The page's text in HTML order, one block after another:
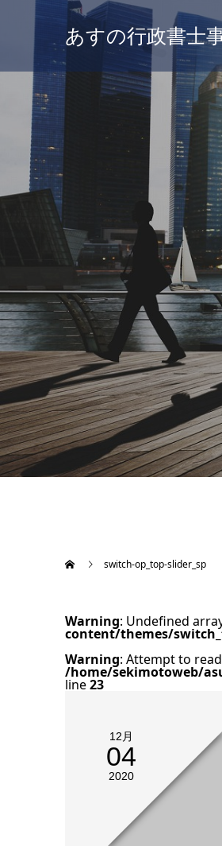
あすの行政書士
switch-op_top-slider_sp
Warning: Undefined
content/themes/
Warning: Attempt to
/home/sekimotoweb/
line23
12月
04
2020